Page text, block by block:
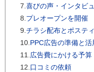
7. 喜びの声・インタビ
8. プレオープンを開催
9. チラシ配布とポステ
10. PPC広告の準備と活
11. 広告費にかける予算
12. 口コミの依頼